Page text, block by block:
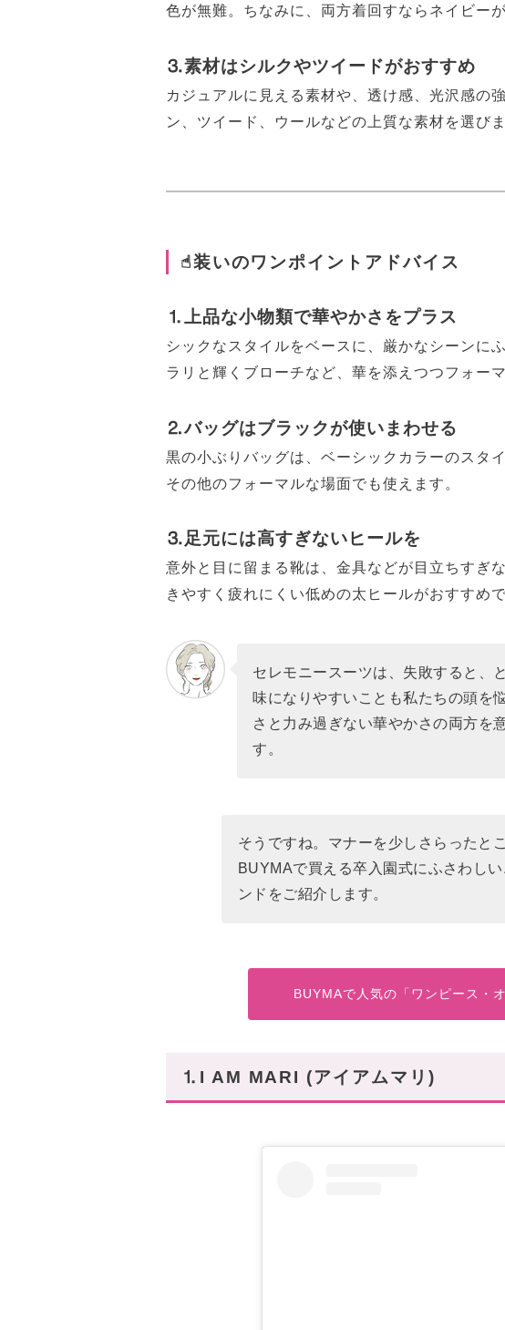
色が無難。ちなみに、両方着回すならネイビーが
⒊素材はシルクやツイードがおすすめ
カジュアルに見える素材や、透け感、光沢感の
ン、ツイード、ウールなどの上質な素材を選びま
☝︎装いのワンポイントアドバイス
⒈上品な小物類で華やかさをプラス
シックなスタイルをベースに、厳かなシーンに
ラリと輝くブローチなど、華を添えつつフォー
⒉バッグはブラックが使いまわせる
黒の小ぶりバッグは、ベーシックカラーのスタ
その他のフォーマルな場面でも使えます。
⒊足元には高すぎないヒールを
意外と目に留まる靴は、金具などが目立ちすぎ
きやすく疲れにくい低めの太ヒールがおすすめで
セレモニースーツは、失敗すると、
味になりやすいことも私たちの頭を
さと力み過ぎない華やかさの両方を
す。
そうですね。マナーを少しさらったと
BUYMAで買える卒入園式にふさわし
ンドをご紹介します。
BUYMAで人気の「ワンピース・
⒈I AM MARI (アイアムマリ)